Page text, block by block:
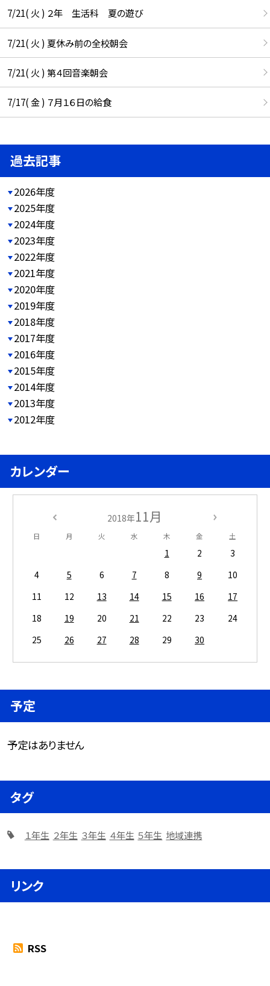
7/21( 火 ) ２年 生活科 夏の遊び
7/21( 火 ) 夏休み前の全校朝会
7/21( 火 ) 第４回音楽朝会
7/17( 金 ) ７月１６日の給食
過去記事
2026年度
2025年度
2024年度
2023年度
2022年度
2021年度
2020年度
2019年度
2018年度
2017年度
2016年度
2015年度
2014年度
2013年度
2012年度
カレンダー
2018年11月
日 月 火 水 木 金 土
1 2
3
4
5 6 7 8 9
10
11
12 13 14 15 16
17
18
19 20 21 22 23
24
25
26 27 28 29 30
予定
予定はありません
タグ
１年生 ２年生 ３年生 ４年生 ５年生 地域連携
リンク
RSS